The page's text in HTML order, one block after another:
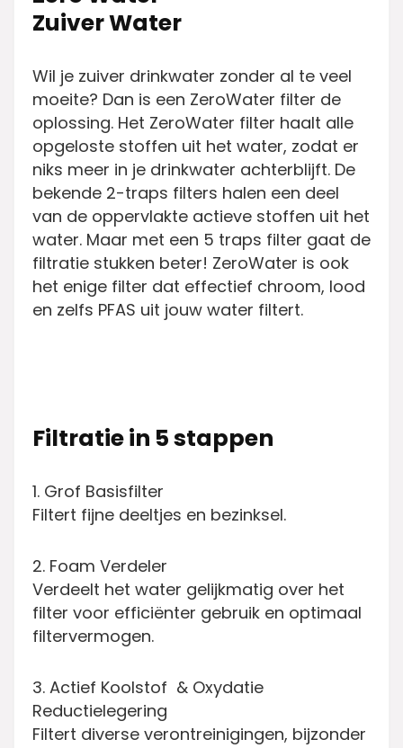
Zuiver Water
Wil je zuiver drinkwater zonder al te veel
moeite? Dan is een ZeroWater filter de
oplossing. Het ZeroWater filter haalt alle
opgeloste stoffen uit het water, zodat er
niks meer in je drinkwater achterblijft. De
bekende 2-traps filters halen een deel
van de oppervlakte actieve stoffen uit het
water. Maar met een 5 traps filter gaat de
filtratie stukken beter! ZeroWater is ook
het enige filter dat effectief chroom, lood
en zelfs PFAS uit jouw water filtert.
Filtratie in 5 stappen
1. Grof Basisfilter
Filtert fijne deeltjes en bezinksel.
2. Foam Verdeler
Verdeelt het water gelijkmatig over het
filter voor efficiënter gebruik en optimaal
filtervermogen.
3. Actief Koolstof & Oxydatie
Reductielegering
Filtert diverse verontreinigingen, bijzonder